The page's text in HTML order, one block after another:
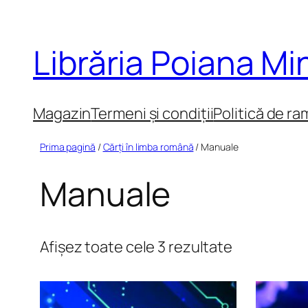
conținut
Librăria Poiana
MagazinTermeni și condițiiPolitică de
Prima pagină /Cărți în limba română / Manuale
Manuale
Afișez toate cele 3 rezultate
cele